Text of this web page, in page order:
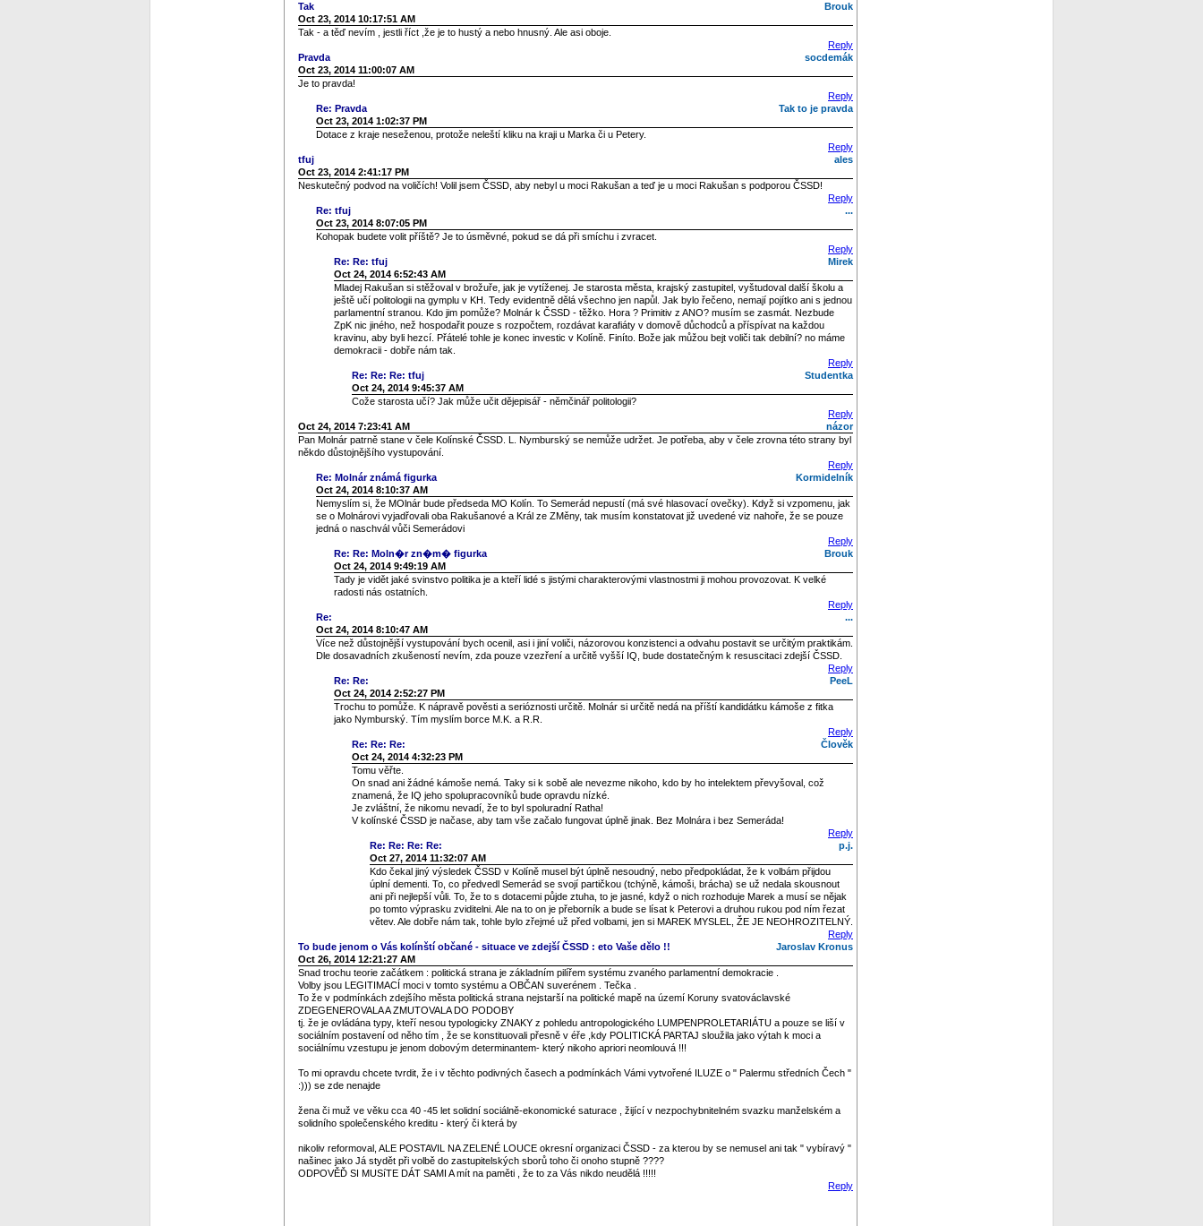
Brouk
Tak
Oct 23, 2014 10:17:51 AM
Tak - a těď nevím , jestli říct ,že je to hustý a nebo hnusný. Ale asi oboje.
Reply
socdemák
Pravda
Oct 23, 2014 11:00:07 AM
Je to pravda!
Reply
Tak to je pravda
Re: Pravda
Oct 23, 2014 1:02:37 PM
Dotace z kraje neseženou, protože neleští kliku na kraji u Marka či u Petery.
Reply
ales
tfuj
Oct 23, 2014 2:41:17 PM
Neskutečný podvod na voličích! Volil jsem ČSSD, aby nebyl u moci Rakušan a teď je u moci Rakušan s podporou ČSSD!
Reply
...
Re: tfuj
Oct 23, 2014 8:07:05 PM
Kohopak budete volit příště? Je to úsměvné, pokud se dá při smíchu i zvracet.
Reply
Mirek
Re: Re: tfuj
Oct 24, 2014 6:52:43 AM
Mladej Rakušan si stěžoval v brožuře, jak je vytíženej. Je starosta města, krajský zastupitel, vyštudoval další školu a
ještě učí politologii na gymplu v KH. Tedy evidentně dělá všechno jen napůl. Jak bylo řečeno, nemají pojítko ani s jednou
parlamentní stranou. Kdo jim pomůže? Molnár k ČSSD - těžko. Hora ? Primitiv z ANO? musím se zasmát. Nezbude
ZpK nic jiného, než hospodařit pouze s rozpočtem, rozdávat karafiáty v domově důchodců a příspívat na každou
kravinu, aby byli hezcí. Přátelé tohle je konec investic v Kolíně. Finíto. Bože jak můžou bejt voliči tak debilní? no máme
demokracii - dobře nám tak.
Reply
Studentka
Re: Re: Re: tfuj
Oct 24, 2014 9:45:37 AM
Cože starosta učí? Jak může učit dějepisář - němčinář politologii?
Reply
názor
Oct 24, 2014 7:23:41 AM
Pan Molnár patrně stane v čele Kolínské ČSSD. L. Nymburský se nemůže udržet. Je potřeba, aby v čele zrovna této strany byl
někdo důstojnějšího vystupování.
Reply
Kormidelník
Re: Molnár známá figurka
Oct 24, 2014 8:10:37 AM
Nemyslím si, že MOlnár bude předseda MO Kolín. To Semerád nepustí (má své hlasovací ovečky). Když si vzpomenu, jak
se o Molnárovi vyjadřovali oba Rakušanové a Král ze ZMěny, tak musím konstatovat již uvedené viz nahoře, že se pouze
jedná o naschvál vůči Semerádovi
Reply
Brouk
Re: Re: Moln�r zn�m� figurka
Oct 24, 2014 9:49:19 AM
Tady je vidět jaké svinstvo politika je a kteří lidé s jistými charakterovými vlastnostmi ji mohou provozovat. K velké
radosti nás ostatních.
Reply
...
Re:
Oct 24, 2014 8:10:47 AM
Více než důstojnější vystupování bych ocenil, asi i jiní voliči, názorovou konzistenci a odvahu postavit se určitým praktikám.
Dle dosavadních zkušeností nevím, zda pouze vzezření a určitě vyšší IQ, bude dostatečným k resuscitaci zdejší ČSSD.
Reply
PeeL
Re: Re:
Oct 24, 2014 2:52:27 PM
Trochu to pomůže. K nápravě pověsti a serióznosti určitě. Molnár si určitě nedá na příští kandidátku kámoše z fitka
jako Nymburský. Tím myslím borce M.K. a R.R.
Reply
Člověk
Re: Re: Re:
Oct 24, 2014 4:32:23 PM
Tomu věřte.
On snad ani žádné kámoše nemá. Taky si k sobě ale nevezme nikoho, kdo by ho intelektem převyšoval, což
znamená, že IQ jeho spolupracovníků bude opravdu nízké.
Je zvláštní, že nikomu nevadí, že to byl spoluradní Ratha!
V kolínské ČSSD je načase, aby tam vše začalo fungovat úplně jinak. Bez Molnára i bez Semeráda!
Reply
p.j.
Re: Re: Re: Re:
Oct 27, 2014 11:32:07 AM
Kdo čekal jiný výsledek ČSSD v Kolíně musel být úplně nesoudný, nebo předpokládat, že k volbám přijdou
úplní dementi. To, co předvedl Semerád se svojí partičkou (tchýně, kámoši, brácha) se už nedala skousnout
ani při nejlepší vůli. To, že to s dotacemi půjde ztuha, to je jasné, když o nich rozhoduje Marek a musí se nějak
po tomto výprasku zviditelni. Ale na to on je přeborník a bude se lísat k Peterovi a druhou rukou pod ním řezat
větev. Ale dobře nám tak, tohle bylo zřejmé už před volbami, jen si MAREK MYSLEL, ŽE JE NEOHROZITELNÝ.
Reply
Jaroslav Kronus
To bude jenom o Vás kolínští občané - situace ve zdejší ČSSD : eto Vaše dělo !!
Oct 26, 2014 12:21:27 AM
Snad trochu teorie začátkem : politická strana je základním pilířem systému zvaného parlamentní demokracie .
Volby jsou LEGITIMACÍ moci v tomto systému a OBČAN suverénem . Tečka .
To že v podmínkách zdejšího města politická strana nejstarší na politické mapě na území Koruny svatováclavské
ZDEGENEROVALA A ZMUTOVALA DO PODOBY
tj. že je ovládána typy, kteří nesou typologicky ZNAKY z pohledu antropologického LUMPENPROLETARIÁTU a pouze se liší v
sociálním postavení od něho tím , že se konstituovali přesně v éře ,kdy POLITICKÁ PARTAJ sloužila jako výtah k moci a
sociálnímu vzestupu je jenom dobovým determinantem- který nikoho apriori neomlouvá !!!
To mi opravdu chcete tvrdit, že i v těchto podivných časech a podmínkách Vámi vytvořené ILUZE o " Palermu středních Čech "
:))) se zde nenajde
žena či muž ve věku cca 40 -45 let solidní sociálně-ekonomické saturace , žijící v nezpochybnitelném svazku manželském a
solidního společenského kreditu - který či která by
nikoliv reformoval, ALE POSTAVIL NA ZELENÉ LOUCE okresní organizaci ČSSD - za kterou by se nemusel ani tak " vybíravý "
našinec jako Já stydět při volbě do zastupitelských sborů toho či onoho stupně ????
ODPOVĚĎ SI MUSíTE DÁT SAMI A mít na paměti , že to za Vás nikdo neudělá !!!!!
Reply